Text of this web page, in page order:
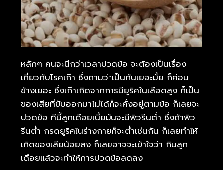
หลักๆ คนจะนึกว่าเวลาปวดข้อ จะต้องเป็นเรื่อง
เกี่ยวกับโรคเก๊า ซึ่งถามว่าเป็นกันเยอะมั้ย ก็ค่อน
ข้างเยอะ ซึ่งเก๊าเกิดจากการมียูริคในเลือดสูง ก็เป็น
ของเสียที่ขับออกมาไม่ได้ก็จะคั่งอยู่ตามข้อ ก็เลยจะ
ปวดข้อ ทีนี้ลูกเดือยเนี้ยมันจะมีพิวรีนต่ำ ซึ่งถ้าพิว
รีนต่ำ กรดยูริคในร่างกายก็จะต่ำเช่นกัน ก็เลยทำให้
เกิดของเสียน้อยลง ก็เลยอาจจะเข้าใจว่า กินลูก
เดือยแล้วจะทำให้การปวดข้อลดลง